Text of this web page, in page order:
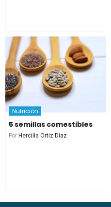
Nutrición
5 semillas comestibles
Por Hercilia Ortiz Díaz